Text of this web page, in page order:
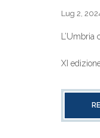
Lug 2,
XI